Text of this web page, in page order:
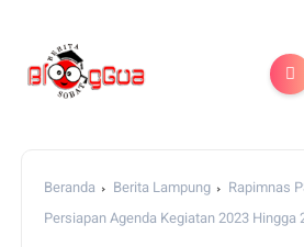
Beranda Berita Lampung
Rapimnas
Persiapan Agenda Kegiatan 2023 Hingga